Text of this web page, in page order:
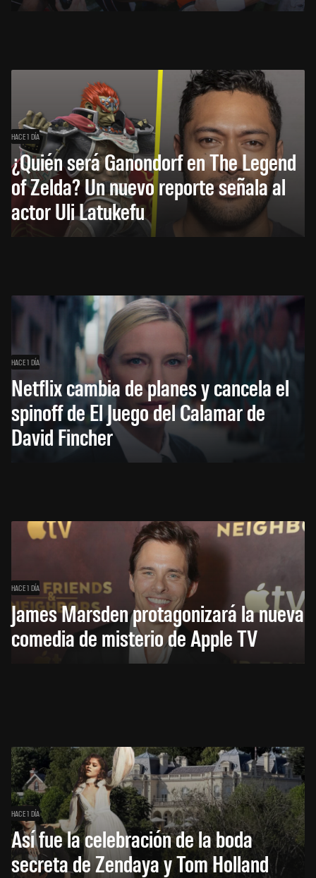
HACE 1 DÍA
¿Quién será Ganondorf en The Legend
of Zelda? Un nuevo reporte señala al
actor Uli Latukefu
HACE 1 DÍA
Netflix cambia de planes y cancela el
spinoff de El Juego del Calamar de
David Fincher
HACE 1 DÍA
James Marsden protagonizará la nueva
comedia de misterio de Apple TV
HACE 1 DÍA
Así fue la celebración de la boda
secreta de Zendaya y Tom Holland